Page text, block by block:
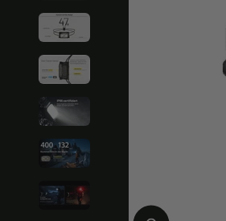
Ingrandire l'immagine